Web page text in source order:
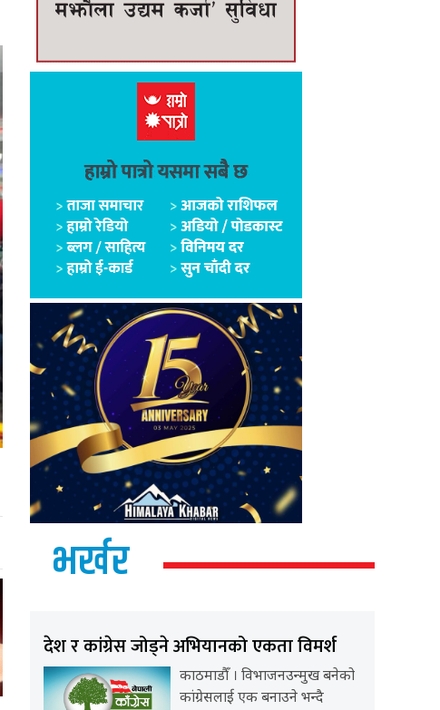
भर्खर
देश र कांग्रेस जोड्ने अभियानको एकता विमर्श
काठमाडौँ । विभाजनउन्मुख बनेको
कांग्रेसलाई एक बनाउने भन्दै